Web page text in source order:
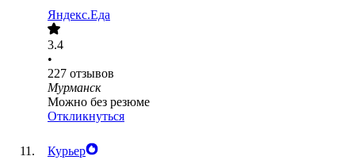
Яндекс.Еда
3.4
•
227 отзывов
Мурманск
Можно без резюме
Откликнуться
Курьер